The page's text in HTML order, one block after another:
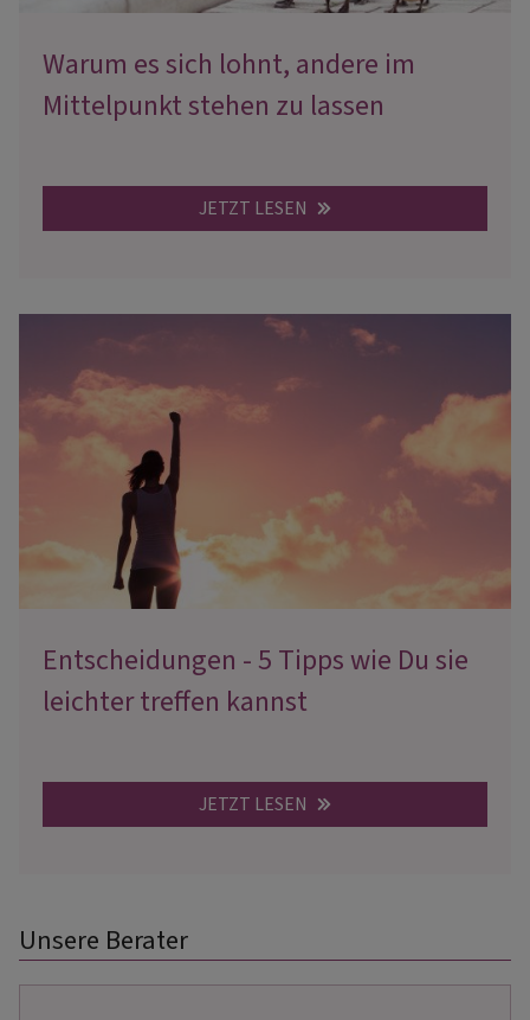
Warum es sich lohnt, andere im
Mittelpunkt stehen zu lassen
JETZT LESEN
Entscheidungen - 5 Tipps wie Du sie
leichter treffen kannst
JETZT LESEN
Unsere Berater